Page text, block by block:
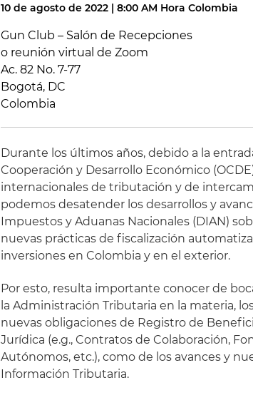
10 de agosto de 2022 | 8:00 AM Hora Colombia
Gun Club – Salón de Recepciones
o reunión virtual de Zoom
Ac. 82 No. 7-77
Bogotá, DC
Colombia
Durante los últimos años, debido a la
Cooperación y Desarrollo Económico
internacionales de tributación y de
podemos desatender los desarrollos y
Impuestos y Aduanas Nacionales (DIAN)
nuevas prácticas de fiscalización
inversiones en Colombia y en el exterior.
Por esto, resulta importante conocer de
la Administración Tributaria en la materia,
nuevas obligaciones de Registro de
Jurídica (e.g., Contratos de Colaboración,
Autónomos, etc.), como de los avances y
Información Tributaria.